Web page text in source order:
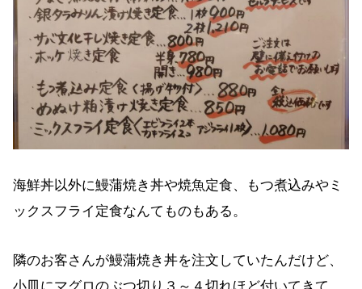
海鮮丼以外に鰻蒲焼き丼や焼魚定食、もつ煮込みやミ
ックスフライ定食なんてものもある。
隣のお客さんが鰻蒲焼き丼を注文していたんだけど、